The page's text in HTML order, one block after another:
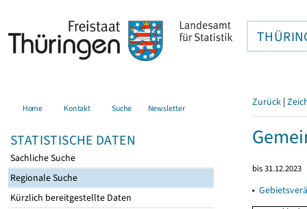
Home Kontakt Suche Newsletter
STATISTISCHE DATEN
Sachliche Suche
Regionale Suche
Kürzlich bereitgestellte Daten
Zurück |
bis 31.12.2023
▸